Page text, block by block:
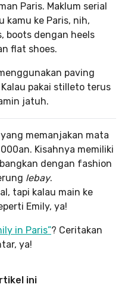
Paris. Maklum serial
kamu ke Paris, nih,
boots dengan heels
flat shoes.
paving
pakai stilleto terus
jatuh.
yang memanjakan mata
Kisahnya memiliki
dengan fashion
lebay.
tapi kalau main ke
Emily, ya!
in Paris”? Ceritakan
ya!
ini